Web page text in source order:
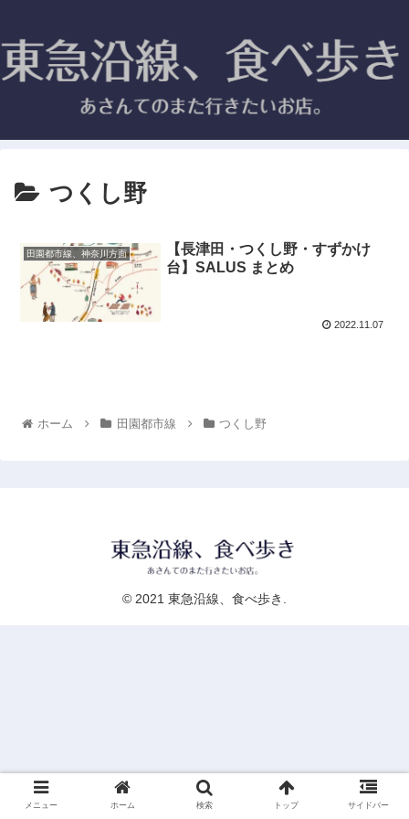
つくし野
田園都市線、神奈川方面
【長津田・つくし野・すずかけ
台】SALUS まとめ
2022.11.07
ホーム 田園都市線 つくし野
© 2021 東急沿線、食べ歩き.
メニュー ホーム 検索 トップ サイドバー